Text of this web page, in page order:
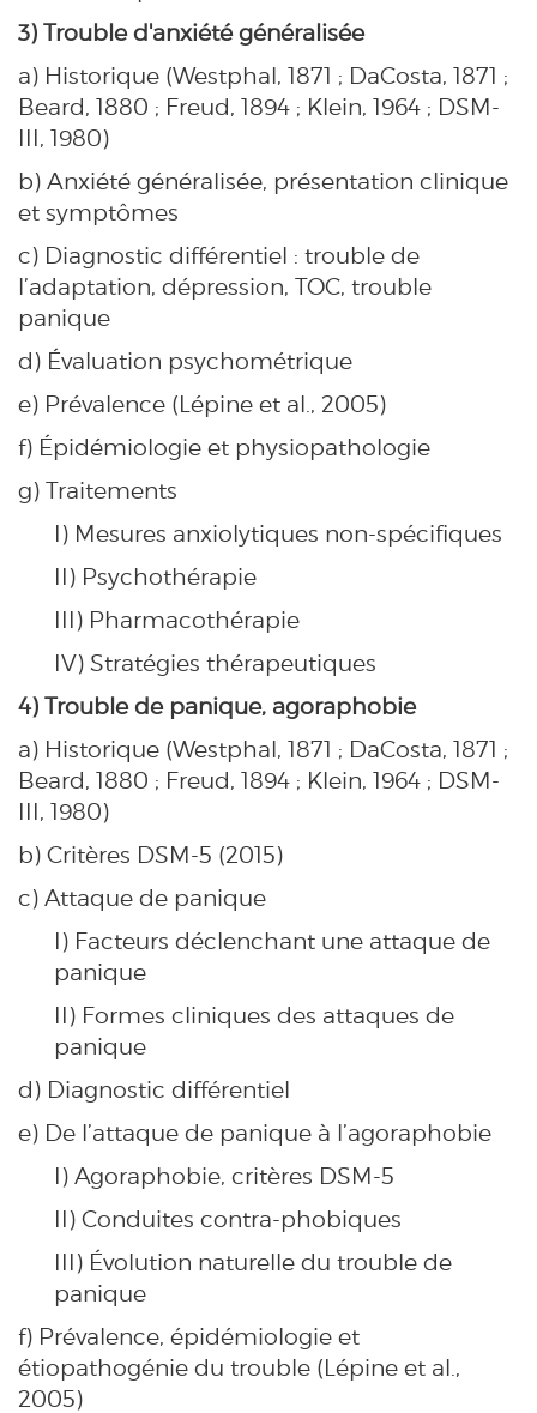
3) Trouble d'anxiété généralisée
a) Historique (Westphal, 1871 ; DaCosta, 1871 ;
Beard, 1880 ; Freud, 1894 ; Klein, 1964 ; DSM-
III, 1980)
b) Anxiété généralisée, présentation clinique
et symptômes
c) Diagnostic différentiel : trouble de
l’adaptation, dépression, TOC, trouble
panique
d) Évaluation psychométrique
e) Prévalence (Lépine et al., 2005)
f) Épidémiologie et physiopathologie
g) Traitements
I) Mesures anxiolytiques non-spécifiques
II) Psychothérapie
III) Pharmacothérapie
IV) Stratégies thérapeutiques
4) Trouble de panique, agoraphobie
a) Historique (Westphal, 1871 ; DaCosta, 1871 ;
Beard, 1880 ; Freud, 1894 ; Klein, 1964 ; DSM-
III, 1980)
b) Critères DSM-5 (2015)
c) Attaque de panique
I) Facteurs déclenchant une attaque de
panique
II) Formes cliniques des attaques de
panique
d) Diagnostic différentiel
e) De l’attaque de panique à l’agoraphobie
I) Agoraphobie, critères DSM-5
II) Conduites contra-phobiques
III) Évolution naturelle du trouble de
panique
f) Prévalence, épidémiologie et
étiopathogénie du trouble (Lépine et al.,
2005)